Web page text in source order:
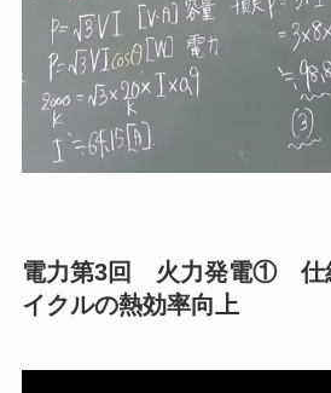
電力第3回 火力発電① 仕
イクルの熱効率向上